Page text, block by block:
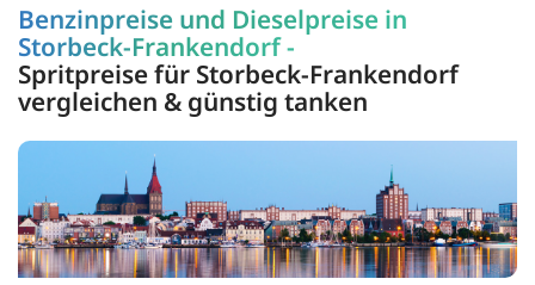
Benzinpreise und Dieselpreise in
Storbeck-Frankendorf -
Spritpreise für Storbeck-Frankendorf
vergleichen & günstig tanken